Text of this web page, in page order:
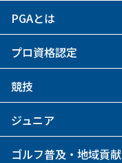
PGAとは
プロ資格認定
競技
ジュニア
ゴルフ普及・地域貢献